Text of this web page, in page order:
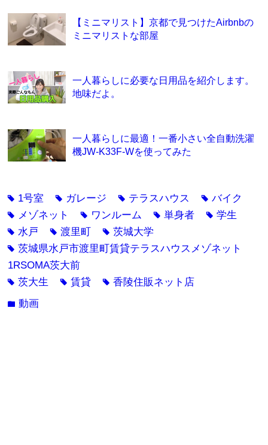
【ミニマリスト】京都で見つけたAirbnbの
ミニマリストな部屋
一人暮らしに必要な日用品を紹介します。
地味だよ。
一人暮らしに最適！一番小さい全自動洗濯
機JW-K33F-Wを使ってみた
tag 1号室 tag ガレージ tag テラスハウス tagバイク
tag メゾネット tag ワンルーム tag単身者 tag学生
tag 水戸 tag渡里町 tag茨城大学
tag茨城県水戸市渡里町賃貸テラスハウスメゾネット
1RSOMA茨大前
tag茨大生 tag賃貸 tag香陵住販ネット店
folder動画